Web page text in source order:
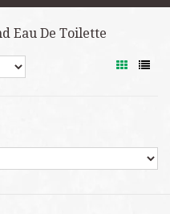
Eau De Toilette